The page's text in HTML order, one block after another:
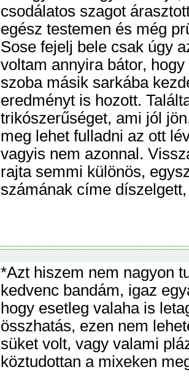
csodálatos szagot
egész testemen és még
Sose fejelj bele csak úgy
voltam annyira bátor,
szoba másik sarkába
eredményt is hozott.
trikószerűséget, ami jól
meg lehet fulladni az ott
vagyis nem azonnal.
rajta semmi különös,
számának címe
*Azt hiszem nem nagyon
kedvenc bandám, igaz
hogy esetleg valaha is
összhatás, ezen nem
süket volt, vagy valami
köztudottan a mixeken